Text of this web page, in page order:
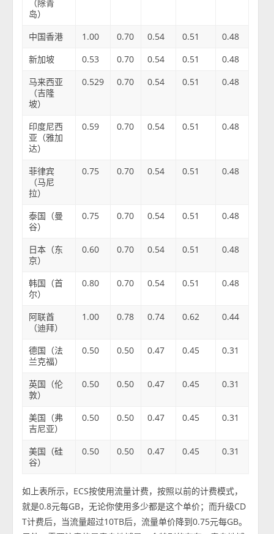
（除青
岛）
中国香港
1.00 0.70 0.54 0.51
0.48
新加坡
0.53 0.70 0.54 0.51
0.48
马来西亚
（吉隆
坡）
0.529 0.70 0.54 0.51 0.48
印度尼西
亚（雅加
达）
0.59 0.70 0.54 0.51 0.48
菲律宾
（马尼
拉）
0.75 0.70 0.54 0.51 0.48
泰国（曼
谷）
0.75 0.70 0.54 0.51 0.48
日本（东
京）
0.60 0.70 0.54 0.51 0.48
韩国（首
尔）
0.80 0.70 0.54 0.51 0.48
阿联酋
（迪拜）
1.00 0.78 0.74 0.62 0.44
德国（法
兰克福）
0.50 0.50 0.47 0.45 0.31
英国（伦
敦）
0.50 0.50 0.47 0.45 0.31
美国（弗
吉尼亚）
0.50 0.50 0.47 0.45 0.31
美国（硅
谷）
0.50 0.50 0.47 0.45 0.31
如上表所示，ECS按使用流量计费，按照以前的计费模式，
就是0.8元每GB，无论你使用多少都是这个单价；而升级CD
T计费后，当流量超过10TB后，流量单价降到0.75元每GB。